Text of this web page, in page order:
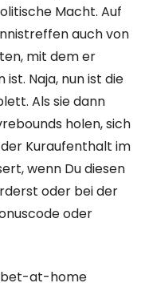
Macht. Auf
auch von
mit dem er
Naja, nun ist die
Als sie dann
holen, sich
Kuraufenthalt im
wenn Du diesen
oder bei der
oder
bet-at-home